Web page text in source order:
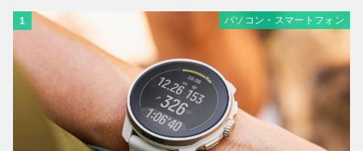
1 パソコン・スマートフォン